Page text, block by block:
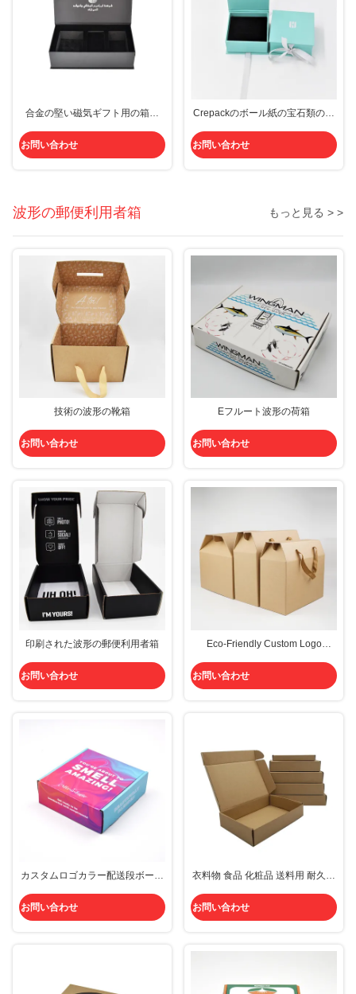
合金の堅い磁気ギフト用の箱の
を亜鉛でメッキしなさい
お問い合わせ
Crepackのボール紙の宝石類のギ
ボンが付いているペーパー
Earrping吊り下げ式箱
お問い合わせ
波形の郵便利用者箱 もっと見る > >
技術の波形の靴箱
お問い合わせ
Eフルート波形の荷箱
お問い合わせ
印刷された波形の郵便利用者箱
お問い合わせ
Eco-Friendly Custom Logo
Mailer Box Gift Box With Handle
お問い合わせ
カスタムロゴカラー配送段ボール
式段ボール
お問い合わせ
衣料物 食品 化粧品 送料用 耐久性
お問い合わせ